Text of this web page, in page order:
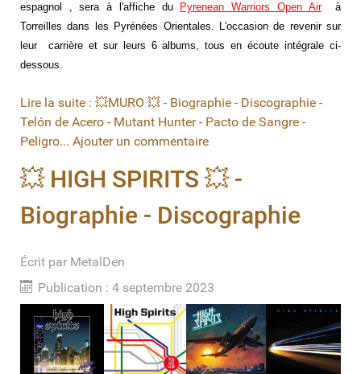
espagnol , sera à l'affiche du
Pyrenean Warriors Open Airà
Torreilles dans les Pyrénées Orientales. L'occasion de revenir sur
leur carrière et sur leurs 6 albums, tous en écoute intégrale ci-
dessous.
Lire la suite : 💥MURO 💥 - Biographie - Discographie -
Telón de Acero - Mutant Hunter - Pacto de Sangre -
Peligro... Ajouter un commentaire
💥 HIGH SPIRITS 💥 -
Biographie - Discographie
Écrit par MetalDen
Publication : 4 septembre 2023